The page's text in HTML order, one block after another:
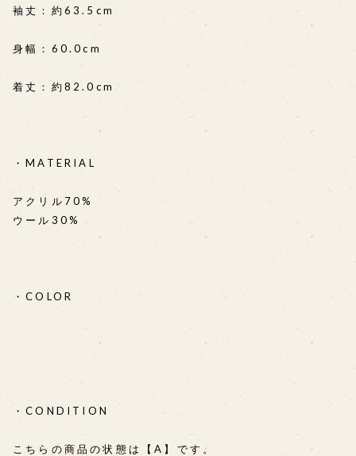
袖丈：約63.5cm
身幅：60.0cm
着丈：約82.0cm
・MATERIAL
アクリル70%
ウール30%
・COLOR
・CONDITION
こちらの商品の状態は【A】です。